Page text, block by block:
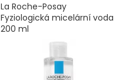
La Roche-Posay
Fyziologická micelární voda
200 ml